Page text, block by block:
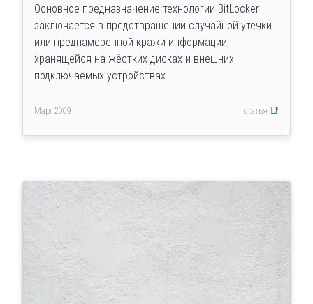
Основное предназначение технологии BitLocker
заключается в предотвращении случайной утечки
или преднамеренной кражи информации,
хранящейся на жёстких дисках и внешних
подключаемых устройствах.
Март 2009 статья 📑